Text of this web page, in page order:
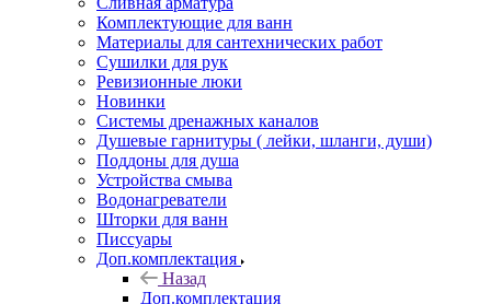
Комплектующие для ванн
Материалы для сантехнических работ
Сушилки для рук
Ревизионные люки
Новинки
Системы дренажных каналов
Душевые гарнитуры ( лейки, шланги, души)
Поддоны для душа
Устройства смыва
Водонагреватели
Шторки для ванн
Писсуары
Доп.комплектация
Назад
Доп.комплектация